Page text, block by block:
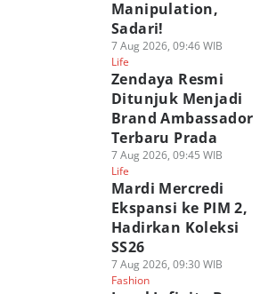
Manipulation,
Sadari!
7 Aug 2026, 09:46 WIB
Life
Zendaya Resmi
Ditunjuk Menjadi
Brand Ambassador
Terbaru Prada
7 Aug 2026, 09:45 WIB
Life
Mardi Mercredi
Ekspansi ke PIM 2,
Hadirkan Koleksi
SS26
7 Aug 2026, 09:30 WIB
Fashion